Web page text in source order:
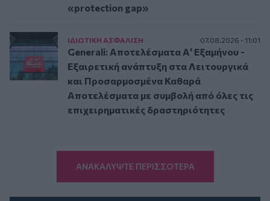
«protection gap»
ΙΔΙΩΤΙΚΗ ΑΣΦAΛΙΣΗ 07.08.2026 - 11:01
Generali: Αποτελέσματα Α' Εξαμήνου -
Εξαιρετική ανάπτυξη στα Λειτουργικά
και Προσαρμοσμένα Καθαρά
Αποτελέσματα με συμβολή από όλες τις
επιχειρηματικές δραστηριότητες
ΑΝΑΚΑΛΥΨΤΕ ΠΕΡΙΣΣΟΤΕΡΑ